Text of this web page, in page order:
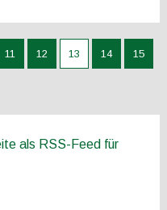
11 12 13 14 15
als RSS-Feed für